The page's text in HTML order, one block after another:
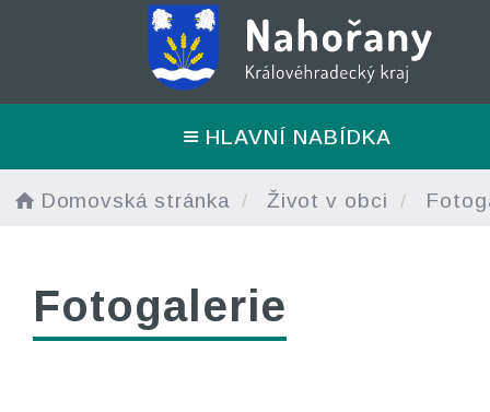
HLAVNÍ NABÍDKA
Domovská stránka Život v obci
Fotogalerie